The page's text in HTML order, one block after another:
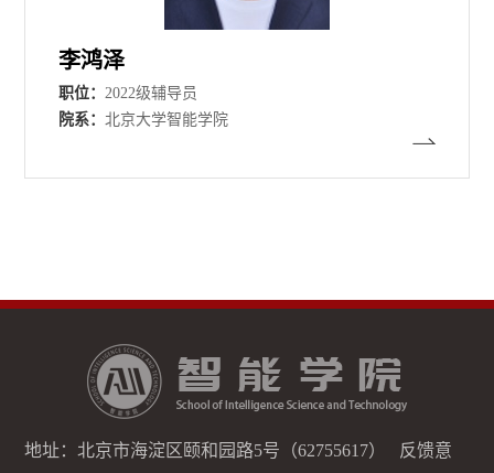
李鸿泽
职位： 2022级辅导员
院系： 北京大学智能学院
地址：北京市海淀区颐和园路5号（62755617） 反馈意